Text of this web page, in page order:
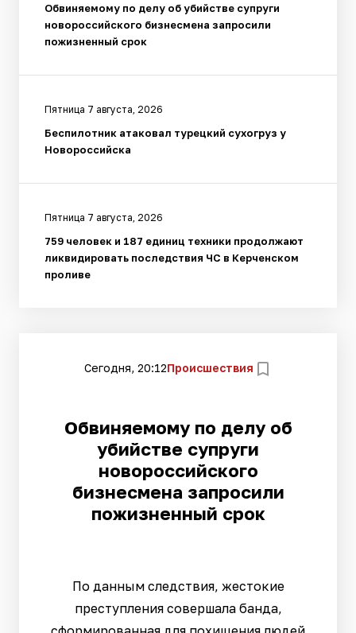
Обвиняемому по делу об убийстве супруги
новороссийского бизнесмена запросили
пожизненный срок
Пятница 7 августа, 2026
Беспилотник атаковал турецкий сухогруз у
Новороссийска
Пятница 7 августа, 2026
759 человек и 187 единиц техники продолжают
ликвидировать последствия ЧС в Керченском
проливе
Сегодня, 20:12Происшествия
Обвиняемому по делу об
убийстве супруги
новороссийского
бизнесмена запросили
пожизненный срок
По данным следствия, жестокие
преступления совершала банда,